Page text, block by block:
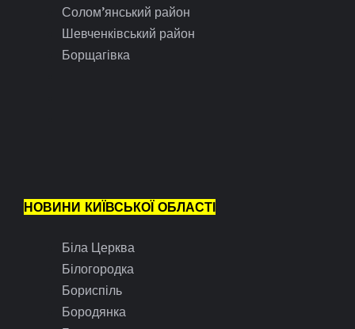
Солом’янський район
Шевченківський район
Борщагівка
НОВИНИ КИЇВСЬКОЇ ОБЛАСТІ
Біла Церква
Білогородка
Бориспіль
Бородянка